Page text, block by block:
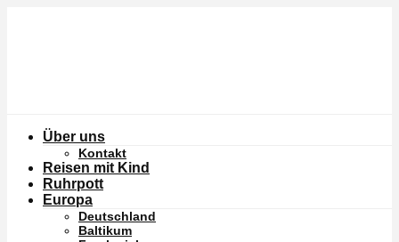
Über uns
Kontakt
Reisen mit Kind
Ruhrpott
Europa
Deutschland
Baltikum